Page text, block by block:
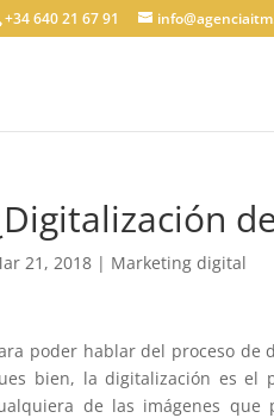
+34 640 21 67 91
21, 2018 | Marketing digital
poder hablar del proceso de
bien, la digitalización es el
de las imágenes